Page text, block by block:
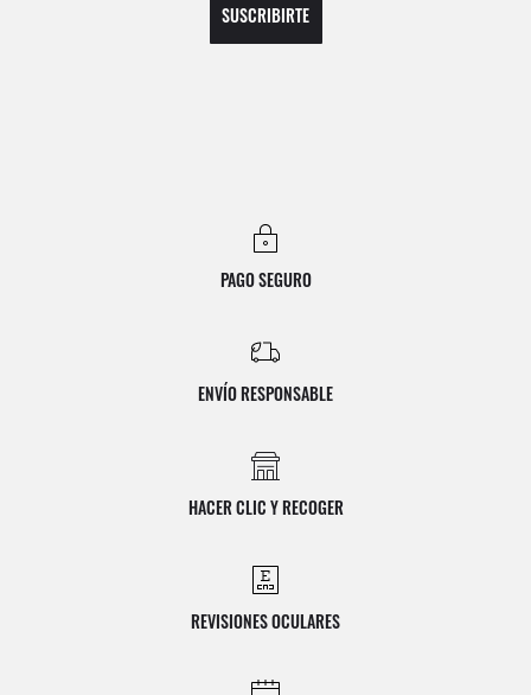
SUSCRIBIRTE
PAGO SEGURO
ENVÍO RESPONSABLE
HACER CLIC Y RECOGER
REVISIONES OCULARES